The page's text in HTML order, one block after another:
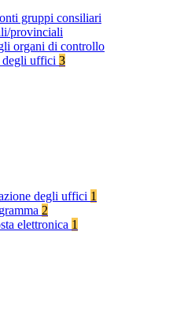
gruppi consiliari
provinciali
organi di controllo
uffici 3
degli uffici 1
2
elettronica 1